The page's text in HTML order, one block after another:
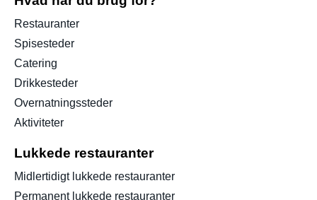
Restauranter
Spisesteder
Catering
Drikkesteder
Overnatningssteder
Aktiviteter
Lukkede restauranter
Midlertidigt lukkede restauranter
Permanent lukkede restauranter